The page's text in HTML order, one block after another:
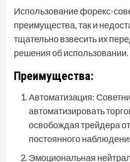
Использование форекс-
преимущества, так и
тщательно взвесить их
решения об использовании.
Преимущества:
Автоматизация:
автоматизировать
освобождая трейдера
постоянного
Эмоциональная